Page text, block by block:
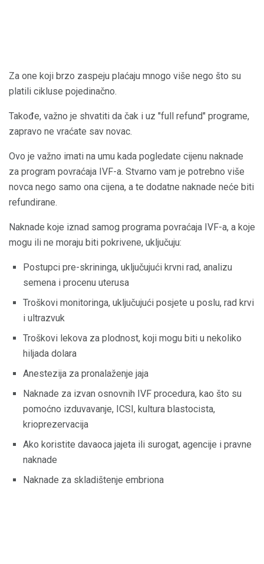
Za one koji brzo zaspeju plaćaju mnogo više nego što su
platili cikluse pojedinačno.
Takođe, važno je shvatiti da čak i uz "full refund" programe,
zapravo ne vraćate sav novac.
Ovo je važno imati na umu kada pogledate cijenu naknade
za program povraćaja IVF-a. Stvarno vam je potrebno više
novca nego samo ona cijena, a te dodatne naknade neće biti
refundirane.
Naknade koje iznad samog programa povraćaja IVF-a, a koje
mogu ili ne moraju biti pokrivene, uključuju:
Postupci pre-skrininga, uključujući krvni rad, analizu
semena i procenu uterusa
Troškovi monitoringa, uključujući posjete u poslu, rad krvi
i ultrazvuk
Troškovi lekova za plodnost, koji mogu biti u nekoliko
hiljada dolara
Anestezija za pronalaženje jaja
Naknade za izvan osnovnih IVF procedura, kao što su
pomoćno izduvavanje, ICSI, kultura blastocista,
krioprezervacija
Ako koristite davaoca jajeta ili surogat, agencije i pravne
naknade
Naknade za skladištenje embriona